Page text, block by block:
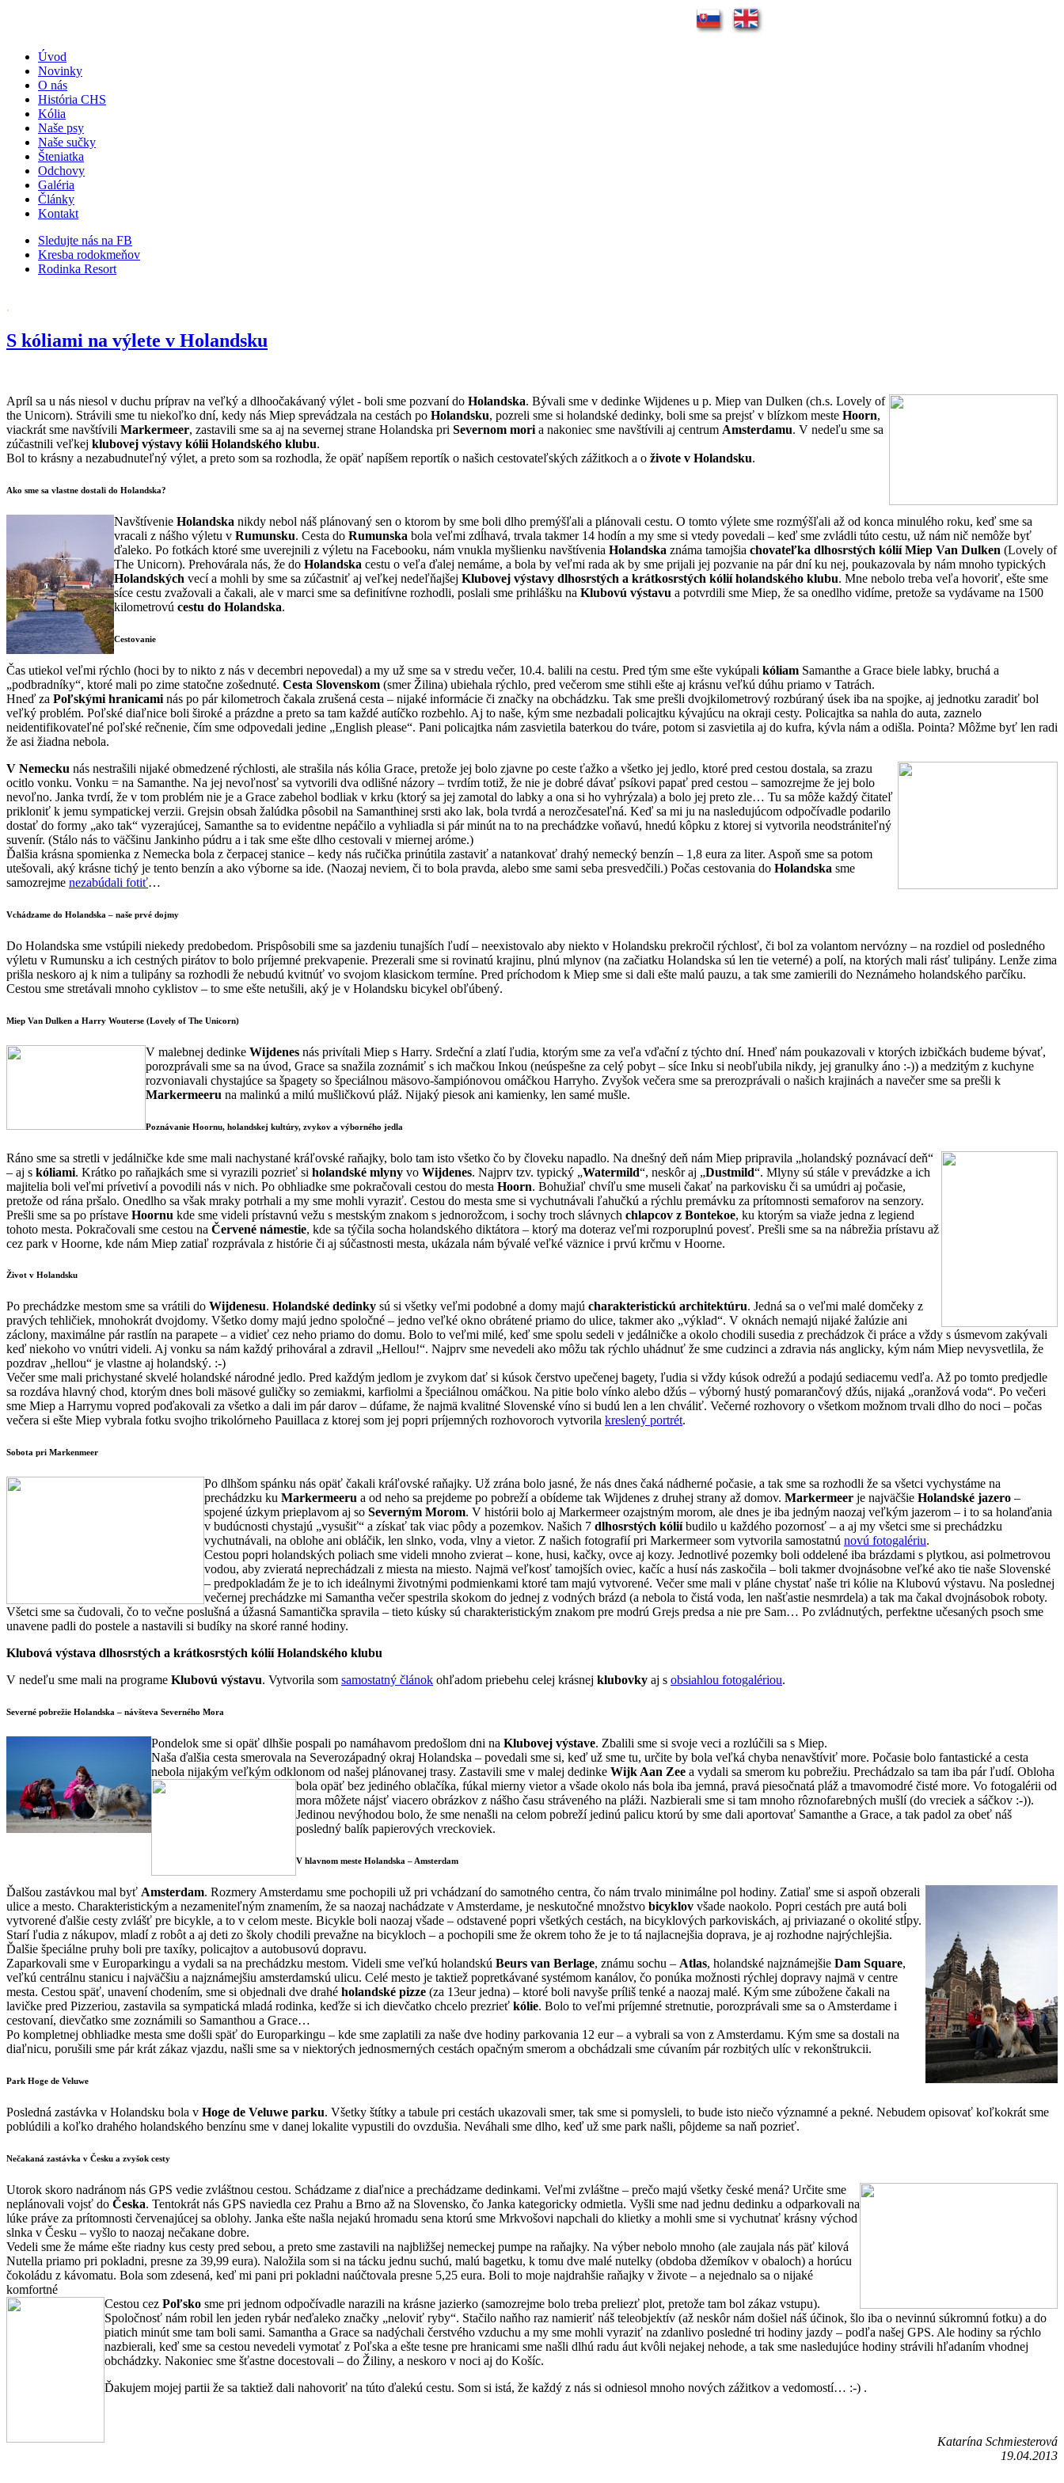
Úvod
Novinky
O nás
História CHS
Kólia
Naše psy
Naše sučky
Šteniatka
Odchovy
Galéria
Články
Kontakt
Sledujte nás na FB
Kresba rodokmeňov
Rodinka Resort
.
S kóliami na výlete v Holandsku
Apríl sa u nás niesol v duchu príprav na veľký a dlhoočakávaný výlet - boli sme pozvaní do Holandska. Bývali sme v dedinke Wijdenes u p. Miep van Dulken (ch.s. Lovely of
the Unicorn). Strávili sme tu niekoľko dní, kedy nás Miep sprevádzala na cestách po Holandsku, pozreli sme si holandské dedinky, boli sme sa prejsť v blízkom meste Hoorn,
viackrát sme navštívili Markermeer, zastavili sme sa aj na severnej strane Holandska pri Severnom mori a nakoniec sme navštívili aj centrum Amsterdamu. V nedeľu sme sa
zúčastnili veľkej klubovej výstavy kólii Holandského klubu.
Bol to krásny a nezabudnuteľný výlet, a preto som sa rozhodla, že opäť napíšem reportík o našich cestovateľských zážitkoch a o živote v Holandsku.
Ako sme sa vlastne dostali do Holandska?
Navštívenie Holandska nikdy nebol náš plánovaný sen o ktorom by sme boli dlho premýšľali a plánovali cestu. O tomto výlete sme rozmýšľali až od konca minulého roku, keď sme sa
vracali z nášho výletu v Rumunsku. Cesta do Rumunska bola veľmi zdĺhavá, trvala takmer 14 hodín a my sme si vtedy povedali – keď sme zvládli túto cestu, už nám nič nemôže byť
ďaleko. Po fotkách ktoré sme uverejnili z výletu na Facebooku, nám vnukla myšlienku navštívenia Holandska známa tamojšia chovateľka dlhosrstých kólií Miep Van Dulken (Lovely of
The Unicorn). Prehovárala nás, že do Holandska cestu o veľa ďalej nemáme, a bola by veľmi rada ak by sme prijali jej pozvanie na pár dní ku nej, poukazovala by nám mnoho typických
Holandských vecí a mohli by sme sa zúčastniť aj veľkej nedeľňajšej Klubovej výstavy dlhosrstých a krátkosrstých kólií holandského klubu. Mne nebolo treba veľa hovoriť, ešte sme
síce cestu zvažovali a čakali, ale v marci sme sa definitívne rozhodli, poslali sme prihlášku na Klubovú výstavu a potvrdili sme Miep, že sa onedlho vidíme, pretože sa vydávame na 1500
kilometrovú cestu do Holandska.
Cestovanie
Čas utiekol veľmi rýchlo (hoci by to nikto z nás v decembri nepovedal) a my už sme sa v stredu večer, 10.4. balili na cestu. Pred tým sme ešte vykúpali kóliam Samanthe a Grace biele labky, bruchá a
„podbradníky“, ktoré mali po zime statočne zošednuté. Cesta Slovenskom (smer Žilina) ubiehala rýchlo, pred večerom sme stihli ešte aj krásnu veľkú dúhu priamo v Tatrách.
Hneď za Poľskými hranicami nás po pár kilometroch čakala zrušená cesta – nijaké informácie či značky na obchádzku. Tak sme prešli dvojkilometrový rozbúraný úsek iba na spojke, aj jednotku zaradiť bol
veľký problém. Poľské diaľnice boli široké a prázdne a preto sa tam každé autíčko rozbehlo. Aj to naše, kým sme nezbadali policajtku kývajúcu na okraji cesty. Policajtka sa nahla do auta, zaznelo
neidentifikovateľné poľské rečnenie, čím sme odpovedali jedine „English please“. Pani policajtka nám zasvietila baterkou do tváre, potom si zasvietila aj do kufra, kývla nám a odišla. Pointa? Môžme byť len radi
že asi žiadna nebola.
V Nemecku nás nestrašili nijaké obmedzené rýchlosti, ale strašila nás kólia Grace, pretože jej bolo zjavne po ceste ťažko a všetko jej jedlo, ktoré pred cestou dostala, sa zrazu
ocitlo vonku. Vonku = na Samanthe. Na jej nevoľnosť sa vytvorili dva odlišné názory – tvrdím totiž, že nie je dobré dávať psíkovi papať pred cestou – samozrejme že jej bolo
nevoľno. Janka tvrdí, že v tom problém nie je a Grace zabehol bodliak v krku (ktorý sa jej zamotal do labky a ona si ho vyhrýzala) a bolo jej preto zle… Tu sa môže každý čitateľ
prikloniť k jemu sympatickej verzii. Grejsin obsah žalúdka pôsobil na Samanthinej srsti ako lak, bola tvrdá a nerozčesateľná. Keď sa mi ju na nasledujúcom odpočívadle podarilo
dostať do formy „ako tak“ vyzerajúcej, Samanthe sa to evidentne nepáčilo a vyhliadla si pár minút na to na prechádzke voňavú, hnedú kôpku z ktorej si vytvorila neodstrániteľný
suvenír. (Stálo nás to väčšinu Jankinho púdru a i tak sme ešte dlho cestovali v miernej aróme.)
Ďalšia krásna spomienka z Nemecka bola z čerpacej stanice – kedy nás ručička prinútila zastaviť a natankovať drahý nemecký benzín – 1,8 eura za liter. Aspoň sme sa potom
utešovali, aký krásne tichý je tento benzín a ako výborne sa ide. (Naozaj neviem, či to bola pravda, alebo sme sami seba presvedčili.) Počas cestovania do Holandska sme
samozrejme nezabúdali fotiť…
Vchádzame do Holandska – naše prvé dojmy
Do Holandska sme vstúpili niekedy predobedom. Prispôsobili sme sa jazdeniu tunajších ľudí – neexistovalo aby niekto v Holandsku prekročil rýchlosť, či bol za volantom nervózny – na rozdiel od posledného
výletu v Rumunsku a ich cestných pirátov to bolo príjemné prekvapenie. Prezerali sme si rovinatú krajinu, plnú mlynov (na začiatku Holandska sú len tie veterné) a polí, na ktorých mali rásť tulipány. Lenže zima
prišla neskoro aj k nim a tulipány sa rozhodli že nebudú kvitnúť vo svojom klasickom termíne. Pred príchodom k Miep sme si dali ešte malú pauzu, a tak sme zamierili do Neznámeho holandského parčíku.
Cestou sme stretávali mnoho cyklistov – to sme ešte netušili, aký je v Holandsku bicykel obľúbený.
Miep Van Dulken a Harry Wouterse (Lovely of The Unicorn)
V malebnej dedinke Wijdenes nás privítali Miep s Harry. Srdeční a zlatí ľudia, ktorým sme za veľa vďační z týchto dní. Hneď nám poukazovali v ktorých izbičkách budeme bývať,
porozprávali sme sa na úvod, Grace sa snažila zoznámiť s ich mačkou Inkou (neúspešne za celý pobyt – síce Inku si neobľubila nikdy, jej granulky áno :-)) a medzitým z kuchyne
rozvoniavali chystajúce sa špagety so špeciálnou mäsovo-šampiónovou omáčkou Harryho. Zvyšok večera sme sa prerozprávali o našich krajinách a navečer sme sa prešli k
Markermeeru na malinkú a milú mušličkovú pláž. Nijaký piesok ani kamienky, len samé mušle.
Poznávanie Hoornu, holandskej kultúry, zvykov a výborného jedla
Ráno sme sa stretli v jedálničke kde sme mali nachystané kráľovské raňajky, bolo tam isto všetko čo by človeku napadlo. Na dnešný deň nám Miep pripravila „holandský poznávací deň“
– aj s kóliami. Krátko po raňajkách sme si vyrazili pozrieť si holandské mlyny vo Wijdenes. Najprv tzv. typický „Watermild“, neskôr aj „Dustmild“. Mlyny sú stále v prevádzke a ich
majitelia boli veľmi prívetiví a povodili nás v nich. Po obhliadke sme pokračovali cestou do mesta Hoorn. Bohužiaľ chvíľu sme museli čakať na parkovisku či sa umúdri aj počasie,
pretože od rána pršalo. Onedlho sa však mraky potrhali a my sme mohli vyraziť. Cestou do mesta sme si vychutnávali ľahučkú a rýchlu premávku za prítomnosti semaforov na senzory.
Prešli sme sa po prístave Hoornu kde sme videli prístavnú vežu s mestským znakom s jednorožcom, i sochy troch slávnych chlapcov z Bontekoe, ku ktorým sa viaže jedna z legiend
tohoto mesta. Pokračovali sme cestou na Červené námestie, kde sa týčila socha holandského diktátora – ktorý ma doteraz veľmi rozporuplnú povesť. Prešli sme sa na nábrežia prístavu až
cez park v Hoorne, kde nám Miep zatiaľ rozprávala z histórie či aj súčastnosti mesta, ukázala nám bývalé veľké väznice i prvú krčmu v Hoorne.
Život v Holandsku
Po prechádzke mestom sme sa vrátili do Wijdenesu. Holandské dedinky sú si všetky veľmi podobné a domy majú charakteristickú architektúru. Jedná sa o veľmi malé domčeky z
pravých tehličiek, mnohokrát dvojdomy. Všetko domy majú jedno spoločné – jedno veľké okno obrátené priamo do ulice, takmer ako „výklad“. V oknách nemajú nijaké žalúzie ani
záclony, maximálne pár rastlín na parapete – a vidieť cez neho priamo do domu. Bolo to veľmi milé, keď sme spolu sedeli v jedálničke a okolo chodili susedia z prechádzok či práce a vždy s úsmevom zakývali
keď niekoho vo vnútri videli. Aj vonku sa nám každý prihováral a zdravil „Hellou!“. Najprv sme nevedeli ako môžu tak rýchlo uhádnuť že sme cudzinci a zdravia nás anglicky, kým nám Miep nevysvetlila, že
pozdrav „hellou“ je vlastne aj holandský. :-)
Večer sme mali prichystané skvelé holandské národné jedlo. Pred každým jedlom je zvykom dať si kúsok čerstvo upečenej bagety, ľudia si vždy kúsok odrežú a podajú sediacemu vedľa. Až po tomto predjedle
sa rozdáva hlavný chod, ktorým dnes boli mäsové guličky so zemiakmi, karfiolmi a špeciálnou omáčkou. Na pitie bolo vínko alebo džús – výborný hustý pomarančový džús, nijaká „oranžová voda“. Po večeri
sme Miep a Harrymu vopred poďakovali za všetko a dali im pár darov – dúfame, že najmä kvalitné Slovenské víno si budú len a len chváliť. Večerné rozhovory o všetkom možnom trvali dlho do noci – počas
večera si ešte Miep vybrala fotku svojho trikolórneho Pauillaca z ktorej som jej popri príjemných rozhovoroch vytvorila kreslený portrét.
Sobota pri Markenmeer
Po dlhšom spánku nás opäť čakali kráľovské raňajky. Už zrána bolo jasné, že nás dnes čaká nádherné počasie, a tak sme sa rozhodli že sa všetci vychystáme na
prechádzku ku Markermeeru a od neho sa prejdeme po pobreží a obídeme tak Wijdenes z druhej strany až domov. Markermeer je najväčšie Holandské jazero –
spojené úzkym prieplavom aj so Severným Morom. V histórii bolo aj Markermeer ozajstným morom, ale dnes je iba jedným naozaj veľkým jazerom – i to sa holanďania
v budúcnosti chystajú „vysušiť“ a získať tak viac pôdy a pozemkov. Našich 7 dlhosrstých kóliíbudilo u každého pozornosť – a aj my všetci sme si prechádzku
vychutnávali, na oblohe ani obláčik, len slnko, voda, vlny a vietor. Z našich fotografií pri Markermeer som vytvorila samostatnú novú fotogalériu.
Cestou popri holandských poliach sme videli mnoho zvierat – kone, husi, kačky, ovce aj kozy. Jednotlivé pozemky boli oddelené iba brázdami s plytkou, asi polmetrovou
vodou, aby zvieratá neprechádzali z miesta na miesto. Najmä veľkosť tamojších oviec, kačíc a husí nás zaskočila – boli takmer dvojnásobne veľké ako tie naše Slovenské
– predpokladám že je to ich ideálnymi životnými podmienkami ktoré tam majú vytvorené. Večer sme mali v pláne chystať naše tri kólie na Klubovú výstavu. Na poslednej
večernej prechádzke mi Samantha večer spestrila skokom do jednej z vodných brázd (a nebola to čistá voda, len našťastie nesmrdela) a tak ma čakal dvojnásobok roboty.
Všetci sme sa čudovali, čo to večne poslušná a úžasná Samantička spravila – tieto kúsky sú charakteristickým znakom pre modrú Grejs predsa a nie pre Sam… Po zvládnutých, perfektne učesaných psoch sme
unavene padli do postele a nastavili si budíky na skoré ranné hodiny.
Klubová výstava dlhosrstých a krátkosrstých kólií Holandského klubu
V nedeľu sme mali na programe Klubovú výstavu. Vytvorila som samostatný článok ohľadom priebehu celej krásnej klubovky aj s obsiahlou fotogalériou.
Severné pobrežie Holandska – návšteva Severného Mora
Pondelok sme si opäť dlhšie pospali po namáhavom predošlom dni na Klubovej výstave. Zbalili sme si svoje veci a rozlúčili sa s Miep.
Naša ďalšia cesta smerovala na Severozápadný okraj Holandska – povedali sme si, keď už sme tu, určite by bola veľká chyba nenavštíviť more. Počasie bolo fantastické a cesta
nebola nijakým veľkým odklonom od našej plánovanej trasy. Zastavili sme v malej dedinke Wijk Aan Zee a vydali sa smerom ku pobrežiu. Prechádzalo sa tam iba pár ľudí. Obloha
bola opäť bez jediného oblačíka, fúkal mierny vietora všade okolo nás bola iba jemná, pravá piesočnatá pláž a tmavomodré čisté more. Vo fotogalérii od
mora môžete nájsť viacero obrázkov z nášho času stráveného na pláži. Nazbierali sme si tam mnoho rôznofarebných mušlí (do vreciek a sáčkov :-)).
Jedinou nevýhodou bolo, že sme nenašli na celom pobreží jedinú palicu ktorú by sme dali aportovať Samanthe a Grace, a tak padol za obeť náš
posledný balík papierových vreckoviek.
V hlavnom meste Holandska – Amsterdam
Ďalšou zastávkou mal byť Amsterdam. Rozmery Amsterdamu sme pochopili už pri vchádzaní do samotného centra, čo nám trvalo minimálne pol hodiny. Zatiaľ sme si aspoň obzerali
ulice a mesto. Charakteristickým a nezameniteľným znamením, že sa naozaj nachádzate v Amsterdame, je neskutočné množstvo bicyklov všade naokolo. Popri cestách pre autá boli
vytvorené ďalšie cesty zvlášť pre bicykle, a to v celom meste. Bicykle boli naozaj všade – odstavené popri všetkých cestách, na bicyklových parkoviskách, aj priviazané o okolité stĺpy.
Starí ľudia z nákupov, mladí z robôt a aj deti zo školy chodili prevažne na bicykloch – a pochopili sme že okrem toho že je to tá najlacnejšia doprava, je aj rozhodne najrýchlejšia.
Ďalšie špeciálne pruhy boli pre taxíky, policajtov a autobusovú dopravu.
Zaparkovali sme v Europarkingu a vydali sa na prechádzku mestom. Videli sme veľkú holandskú Beurs van Berlage, známu sochu – Atlas, holandské najznámejšie Dam Square,
veľkú centrálnu stanicu i najväčšiu a najznámejšiu amsterdamskú ulicu. Celé mesto je taktiež popretkávané systémom kanálov, čo ponúka možnosti rýchlej dopravy najmä v centre
mesta. Cestou späť, unavení chodením, sme si objednali dve drahé holandské pizze (za 13eur jedna) – ktoré boli navyše príliš tenké a naozaj malé. Kým sme zúbožene čakali na
lavičke pred Pizzeriou, zastavila sa sympatická mladá rodinka, keďže si ich dievčatko chcelo prezrieť kólie. Bolo to veľmi príjemné stretnutie, porozprávali sme sa o Amsterdame i
cestovaní, dievčatko sme zoznámili so Samanthou a Grace…
Po kompletnej obhliadke mesta sme došli späť do Europarkingu – kde sme zaplatili za naše dve hodiny parkovania 12 eur – a vybrali sa von z Amsterdamu. Kým sme sa dostali na
diaľnicu, porušili sme pár krát zákaz vjazdu, našli sme sa v niektorých jednosmerných cestách opačným smerom a obchádzali sme cúvaním pár rozbitých ulíc v rekonštrukcii.
Park Hoge de Veluwe
Posledná zastávka v Holandsku bola v Hoge de Veluwe parku. Všetky štítky a tabule pri cestách ukazovali smer, tak sme si pomysleli, to bude isto niečo významné a pekné. Nebudem opisovať koľkokrát sme
poblúdili a koľko drahého holandského benzínu sme v danej lokalite vypustili do ovzdušia. Neváhali sme dlho, keď už sme park našli, pôjdeme sa naň pozrieť.
Nečakaná zastávka v Česku a zvyšok cesty
Utorok skoro nadránom nás GPS vedie zvláštnou cestou. Schádzame z diaľnice a prechádzame dedinkami. Veľmi zvláštne – prečo majú všetky české mená? Určite sme
neplánovali vojsť do Česka. Tentokrát nás GPS naviedla cez Prahu a Brno až na Slovensko, čo Janka kategoricky odmietla. Vyšli sme nad jednu dedinku a odparkovali na
lúke práve za prítomnosti červenajúcej sa oblohy. Janka ešte našla nejakú hromadu sena ktorú sme Mrkvošovi napchali do klietky a mohli sme si vychutnať krásny východ
slnka v Česku – vyšlo to naozaj nečakane dobre.
Vedeli sme že máme ešte riadny kus cesty pred sebou, a preto sme zastavili na najbližšej nemeckej pumpe na raňajky. Na výber nebolo mnoho (ale zaujala nás päť kilová
Nutella priamo pri pokladni, presne za 39,99 eura). Naložila som si na tácku jednu suchú, malú bagetku, k tomu dve malé nutelky (obdoba džemíkov v obaloch) a horúcu
čokoládu z kávomatu. Bola som zdesená, keď mi pani pri pokladni naúčtovala presne 5,25 eura. Boli to moje najdrahšie raňajky v živote – a nejednalo sa o nijaké
komfortné
Cestou cez Poľsko sme pri jednom odpočívadle narazili na krásne jazierko (samozrejme bolo treba preliezť plot, pretože tam bol zákaz vstupu).
Spoločnosť nám robil len jeden rybár neďaleko značky „neloviť ryby“. Stačilo naňho raz namieriť náš teleobjektív (až neskôr nám došiel náš účinok, šlo iba o nevinnú súkromnú fotku) a do
piatich minút sme tam boli sami. Samantha a Grace sa nadýchali čerstvého vzduchu a my sme mohli vyraziť na zdanlivo posledné tri hodiny jazdy – podľa našej GPS. Ale hodiny sa rýchlo
nazbierali, keď sme sa cestou nevedeli vymotať z Poľska a ešte tesne pre hranicami sme našli dlhú radu áut kvôli nejakej nehode, a tak sme nasledujúce hodiny strávili hľadaním vhodnej
obchádzky. Nakoniec sme šťastne docestovali – do Žiliny, a neskoro v noci aj do Košíc.
Ďakujem mojej partii že sa taktiež dali nahovoriť na túto ďalekú cestu. Som si istá, že každý z nás si odniesol mnoho nových zážitkov a vedomostí… :-) .
Katarína Schmiesterová
19.04.2013